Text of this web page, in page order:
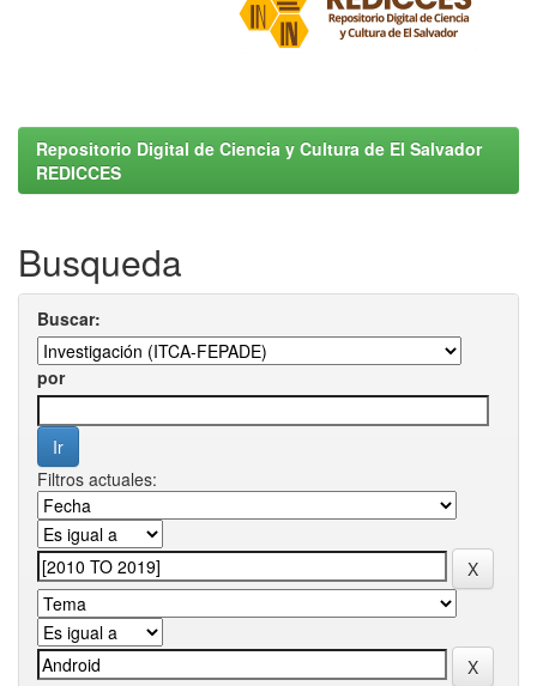
Repositorio Digital de Ciencia y Cultura de El Salvador
REDICCES
Busqueda
Buscar:
por
Filtros actuales: